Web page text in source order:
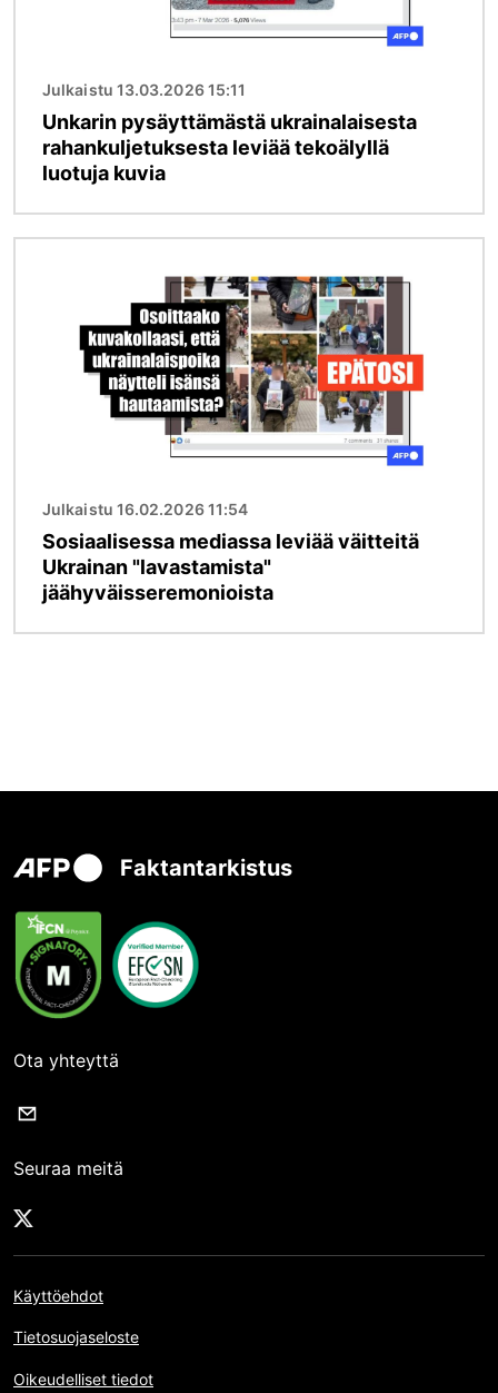
Julkaistu 13.03.2026 15:11
Unkarin pysäyttämästä ukrainalaisesta
rahankuljetuksesta leviää tekoälyllä
luotuja kuvia
Julkaistu 16.02.2026 11:54
Sosiaalisessa mediassa leviää väitteitä
Ukrainan "lavastamista"
jäähyväisseremonioista
Faktantarkistus
Ota yhteyttä
Seuraa meitä
Käyttöehdot
Tietosuojaseloste
Oikeudelliset tiedot